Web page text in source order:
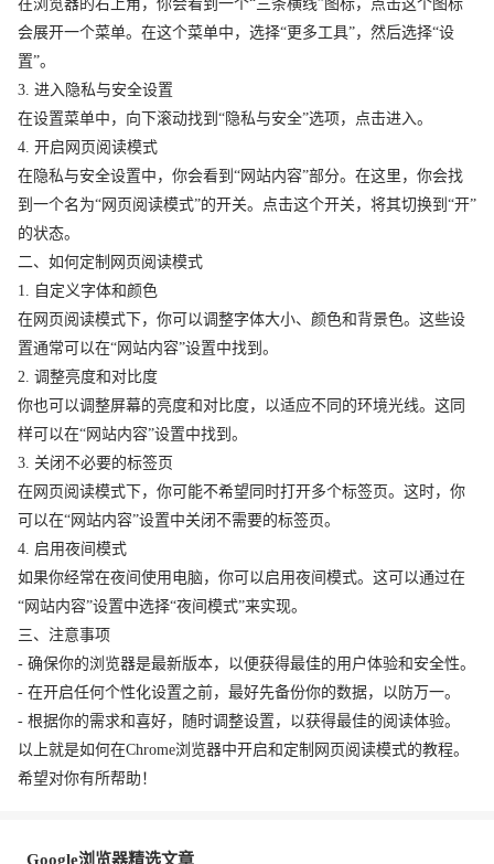
在浏览器的右上角，你会看到一个“三条横线”图标，点击这个图标
会展开一个菜单。在这个菜单中，选择“更多工具”，然后选择“设
置”。
3. 进入隐私与安全设置
在设置菜单中，向下滚动找到“隐私与安全”选项，点击进入。
4. 开启网页阅读模式
在隐私与安全设置中，你会看到“网站内容”部分。在这里，你会找
到一个名为“网页阅读模式”的开关。点击这个开关，将其切换到“开”
的状态。
二、如何定制网页阅读模式
1. 自定义字体和颜色
在网页阅读模式下，你可以调整字体大小、颜色和背景色。这些设
置通常可以在“网站内容”设置中找到。
2. 调整亮度和对比度
你也可以调整屏幕的亮度和对比度，以适应不同的环境光线。这同
样可以在“网站内容”设置中找到。
3. 关闭不必要的标签页
在网页阅读模式下，你可能不希望同时打开多个标签页。这时，你
可以在“网站内容”设置中关闭不需要的标签页。
4. 启用夜间模式
如果你经常在夜间使用电脑，你可以启用夜间模式。这可以通过在
“网站内容”设置中选择“夜间模式”来实现。
三、注意事项
- 确保你的浏览器是最新版本，以便获得最佳的用户体验和安全性。
- 在开启任何个性化设置之前，最好先备份你的数据，以防万一。
- 根据你的需求和喜好，随时调整设置，以获得最佳的阅读体验。
以上就是如何在Chrome浏览器中开启和定制网页阅读模式的教程。
希望对你有所帮助！
Google浏览器精选文章